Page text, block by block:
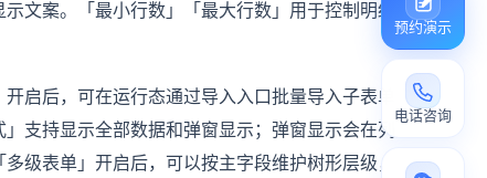
文案。「最小行数」「最大行数」用于控制明细
启后，可在运行态通过导入入口批量导入子表单
支持显示全部数据和弹窗显示；弹窗显示会在列
级表单」开启后，可以按主字段维护树形层级，
预约演示
电话咨询